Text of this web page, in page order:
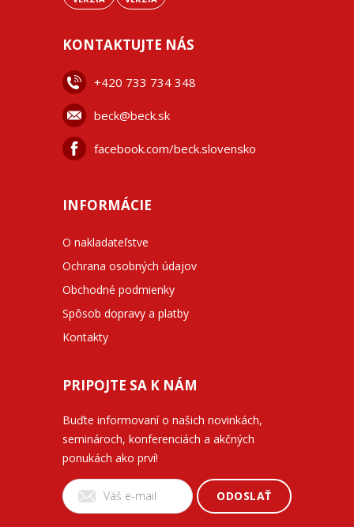
KONTAKTUJTE NÁS
+420 733 734 348
beck@beck.sk
facebook.com/beck.slovensko
INFORMÁCIE
O nakladateľstve
Ochrana osobných údajov
Obchodné podmienky
Spôsob dopravy a platby
Kontakty
PRIPOJTE SA K NÁM
Buďte informovaní o našich novinkách,
seminároch, konferenciách a akčných
ponukách ako prví!
ODOSLAŤ